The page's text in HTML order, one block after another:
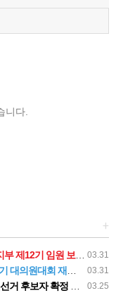
니다.
+
03.31
원 보궐선거결과 공고
03.31
원대회 재소집 건
03.25
후보자 확정 공고